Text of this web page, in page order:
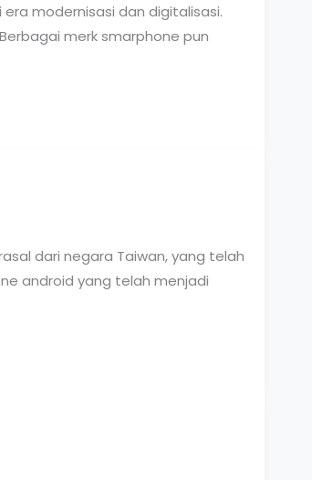
modernisasi dan digitalisasi.
merk smarphone pun
dari negara Taiwan, yang telah
android yang telah menjadi